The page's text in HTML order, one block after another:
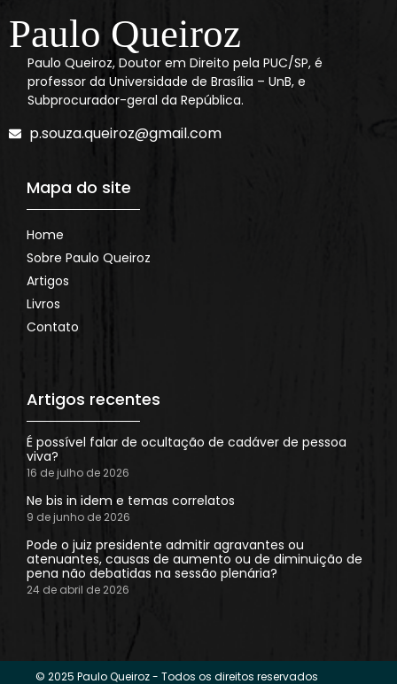
Paulo Queiroz
Paulo Queiroz, Doutor em Direito pela PUC/SP, é
professor da Universidade de Brasília – UnB, e
Subprocurador-geral da República.
p.souza.queiroz@gmail.com
Mapa do site
Home
Sobre Paulo Queiroz
Artigos
Livros
Contato
Artigos recentes
É possível falar de ocultação de cadáver de pessoa
viva?
16 de julho de 2026
Ne bis in idem e temas correlatos
9 de junho de 2026
Pode o juiz presidente admitir agravantes ou
atenuantes, causas de aumento ou de diminuição de
pena não debatidas na sessão plenária?
24 de abril de 2026
© 2025 Paulo Queiroz - Todos os direitos reservados